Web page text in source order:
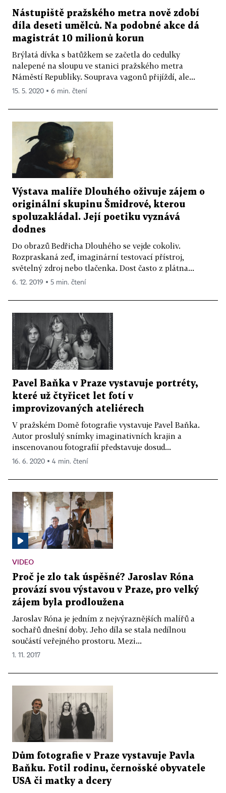
Nástupiště pražského metra nově zdobí
díla deseti umělců. Na podobné akce dá
magistrát 10 milionů korun
Brýlatá dívka s batůžkem se začetla do cedulky
nalepené na sloupu ve stanici pražského metra
Náměstí Republiky. Souprava vagonů přijíždí, ale...
15. 5. 2020 ▪ 6 min. čtení
Výstava malíře Dlouhého oživuje zájem o
originální skupinu Šmidrové, kterou
spoluzakládal. Její poetiku vyznává
dodnes
Do obrazů Bedřicha Dlouhého se vejde cokoliv.
Rozpraskaná zeď, imaginární testovací přístroj,
světelný zdroj nebo tlačenka. Dost často z plátna...
6. 12. 2019 ▪ 5 min. čtení
Pavel Baňka v Praze vystavuje portréty,
které už čtyřicet let fotí v
improvizovaných ateliérech
V pražském Domě fotografie vystavuje Pavel Baňka.
Autor proslulý snímky imaginativních krajin a
inscenovanou fotografií představuje dosud...
16. 6. 2020 ▪ 4 min. čtení
VIDEO
Proč je zlo tak úspěšné? Jaroslav Róna
provází svou výstavou v Praze, pro velký
zájem byla prodloužena
Jaroslav Róna je jedním z nejvýraznějších malířů a
sochařů dnešní doby. Jeho díla se stala nedílnou
součástí veřejného prostoru. Mezi...
1. 11. 2017
Dům fotografie v Praze vystavuje Pavla
Baňku. Fotil rodinu, černošské obyvatele
USA či matky a dcery